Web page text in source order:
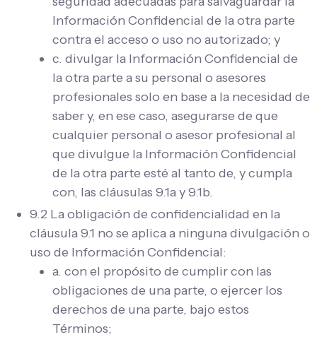
Información Confidencial de la otra parte
contra el acceso o uso no autorizado; y
c. divulgar la Información Confidencial de
la otra parte a su personal o asesores
profesionales solo en base a la necesidad de
saber y, en ese caso, asegurarse de que
cualquier personal o asesor profesional al
que divulgue la Información Confidencial
de la otra parte esté al tanto de, y cumpla
con, las cláusulas 9.1a y 9.1b.
9.2 La obligación de confidencialidad en la
cláusula 9.1 no se aplica a ninguna divulgación o
uso de Información Confidencial:
a. con el propósito de cumplir con las
obligaciones de una parte, o ejercer los
derechos de una parte, bajo estos
Términos;